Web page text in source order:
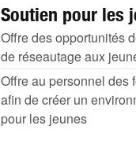
Soutien pour les
Offre des opportunités
de réseautage aux
Offre au personnel des
afin de créer un
pour les jeunes